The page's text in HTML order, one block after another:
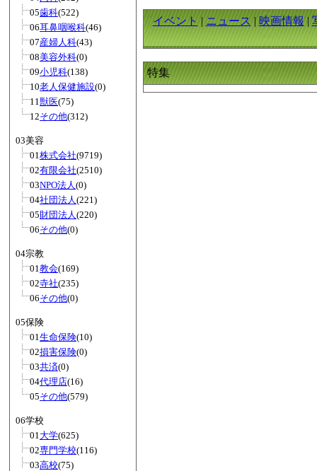
05歯科(522)
06耳鼻咽喉科(46)
07産婦人科(43)
08美容外科(0)
09小児科(138)
10老人保健施設(0)
11獣医(75)
12その他(312)
03美容
01株式会社(9719)
02有限会社(2510)
03NPO法人(0)
04社団法人(221)
05財団法人(220)
06その他(0)
04宗教
01教会(169)
02寺社(235)
06その他(0)
05保険
01生命保険(10)
02損害保険(0)
03共済(0)
04代理店(16)
05その他(579)
06学校
01大学(625)
02専門学校(116)
03高校(75)
イベント|ニュース|映画情報|
特集